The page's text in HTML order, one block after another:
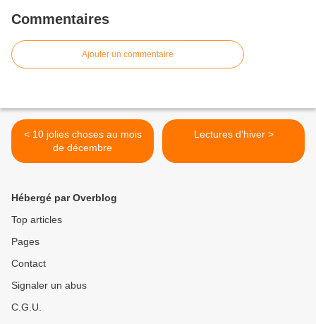
Commentaires
Ajouter un commentaire
< 10 jolies choses au mois
de décembre
Lectures d'hiver >
Hébergé par Overblog
Top articles
Pages
Contact
Signaler un abus
C.G.U.